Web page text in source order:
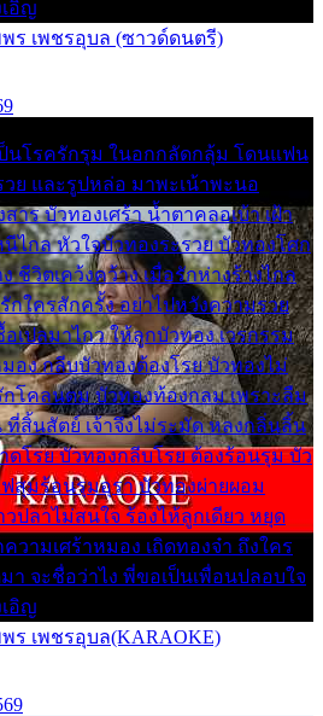
อิญ
ร เพชรอุบล (ซาวด์ดนตรี)
ป็นโรครักรุม ในอกกลัดกลุ้ม โดนแฟน
ย และรูปหล่อ มาพะเน้าพะนอ
สาร บัวทองเศร้า น้ำตาคลอเบ้า เฝ้า
ไกล หัวใจบัวทองระรวย บัวทองโศก
ชีวิตเคว้งคว้าง เมื่อรักห่างร้างไกล
กใครสักครั้ง อย่าไปหวังความรวย
เปลมาไกว ให้ลูกบัวทอง เวรกรรม
อง กลีบบัวทองต้องโรย บัวทองไม่
กโคลนตม บัวทองท้องกลม เพราะลืม
สิ้นสัตย์ เจ้าจึงไม่ระมัด หลงกลิ่นลิ้น
ดโรย บัวทองกลีบโรย ต้องร้อนรุม บัว
สุมร้อนรุมอุรา บัวทองผ่ายผอม
ปลาไม่สนใจ ร้องไห้ลูกเดียว หยุด
วามเศร้าหมอง เถิดทองจ๋า ถึงใคร
มา จะชื่อว่าไง พี่ขอเป็นเพื่อนปลอบใจ
อิญ
ร เพชรอุบล(KARAOKE)